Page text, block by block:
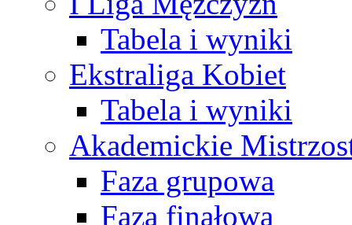
Tabela i wyniki
Ekstraliga Kobiet
Tabela i wyniki
Akademickie
Faza grupowa
Faza finałowa